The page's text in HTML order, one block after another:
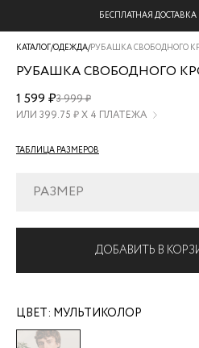
БЕСПЛАТНАЯ
КАТАЛОГ/ОДЕЖДА/РУБАШКА СВОБОДНОГО
РУБАШКА СВОБОДНОГО
ZR2605043016-
99
1 599 ₽3 999 ₽
ИЛИ 399.75 ₽ Х 4 ПЛАТЕЖА
ТАБЛИЦА РАЗМЕРОВ
РАЗМЕР
ДОБАВИТЬ В
ЦВЕТ: МУЛЬТИКОЛОР